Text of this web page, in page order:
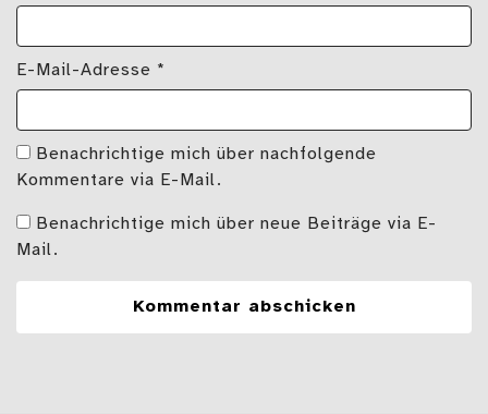
E-Mail-Adresse *
Benachrichtige mich über nachfolgende
Kommentare via E-Mail.
Benachrichtige mich über neue Beiträge via E-
Mail.